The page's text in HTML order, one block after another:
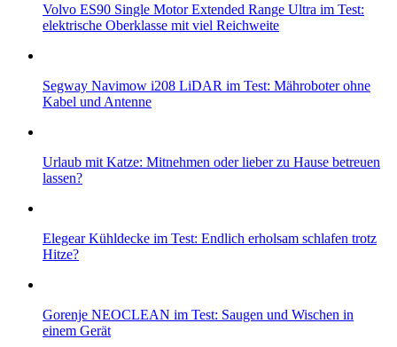
Volvo ES90 Single Motor Extended Range Ultra im Test:
elektrische Oberklasse mit viel Reichweite
Segway Navimow i208 LiDAR im Test: Mähroboter ohne
Kabel und Antenne
Urlaub mit Katze: Mitnehmen oder lieber zu Hause betreuen
lassen?
Elegear Kühldecke im Test: Endlich erholsam schlafen trotz
Hitze?
Gorenje NEOCLEAN im Test: Saugen und Wischen in
einem Gerät